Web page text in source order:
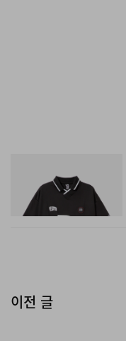
Billionaire Boys Club X Initial
D Game Shirt
쇼핑하기